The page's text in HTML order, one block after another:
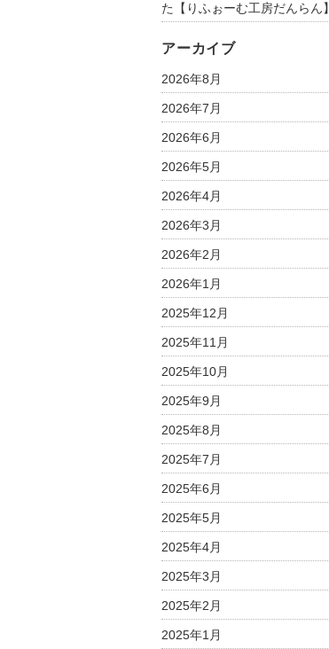
た【りふぉーむ工房だんらん】
アーカイブ
2026年8月
2026年7月
2026年6月
2026年5月
2026年4月
2026年3月
2026年2月
2026年1月
2025年12月
2025年11月
2025年10月
2025年9月
2025年8月
2025年7月
2025年6月
2025年5月
2025年4月
2025年3月
2025年2月
2025年1月